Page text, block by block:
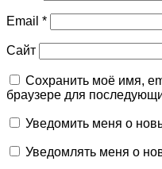
Email *
Сайт
Сохранить моё имя,
браузере для
Уведомить меня о
Уведомлять меня о